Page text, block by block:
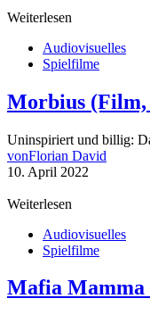
Weiterlesen
Audiovisuelles
Spielfilme
Morbius
Uninspiriert und billig:
vonFlorian David
10. April 2022
Weiterlesen
Audiovisuelles
Spielfilme
Mafia